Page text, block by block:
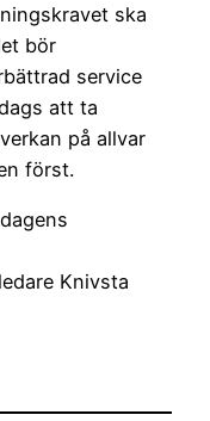
ska
bör
service
att ta
på allvar
först.
Knivsta